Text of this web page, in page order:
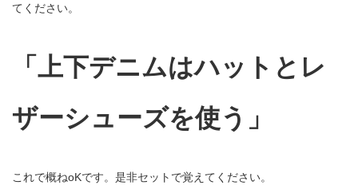
てください。
「上下デニムはハットとレ
ザーシューズを使う」
これで概ねoKです。是非セットで覚えてください。